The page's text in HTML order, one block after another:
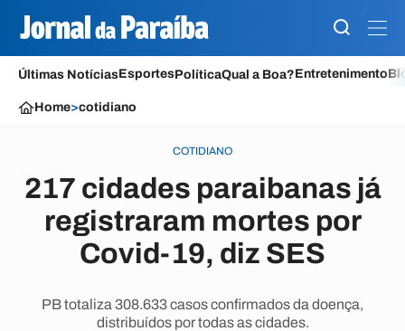
Últimas NotíciasEsportesPolíticaQual a Boa?Entretenimento
Home>cotidiano
COTIDIANO
217 cidades paraibanas já
registraram mortes por
Covid-19, diz SES
PB totaliza 308.633 casos confirmados da doença,
distribuídos por todas as cidades.